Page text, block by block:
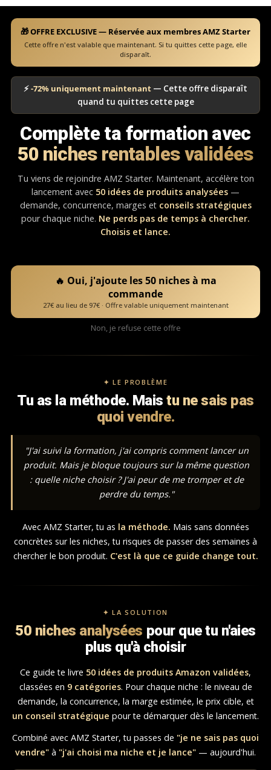
🎁 OFFRE EXCLUSIVE — Réservée aux membres AMZ Starter
Cette offre n'est valable que maintenant. Si tu quittes cette page, elle
disparaît.
⚡-72% uniquement maintenant — Cette offre disparaît
quand tu quittes cette page
Complète ta formation avec
50 niches rentables validées
Tu viens de rejoindre AMZ Starter. Maintenant, accélère ton
lancement avec 50 idées de produits analysées —
demande, concurrence, marges et conseils stratégiques
pour chaque niche. Ne perds pas de temps à chercher.
Choisis et lance.
🔥 Oui, j'ajoute les 50 niches à ma
commande
27€ au lieu de 97€ · Offre valable uniquement maintenant
Non, je refuse cette offre
✦ LE PROBLÈME
Tu as la méthode. Maistu ne sais pas
quoi vendre.
"J'ai suivi la formation, j'ai compris comment lancer un
produit. Mais je bloque toujours sur la même question
: quelle niche choisir ? J'ai peur de me tromper et de
perdre du temps."
Avec AMZ Starter, tu as la méthode. Mais sans données
concrètes sur les niches, tu risques de passer des semaines à
chercher le bon produit. C'est là que ce guide change tout.
✦ LA SOLUTION
50 niches analysées pour que tu n'aies
plus qu'à choisir
Ce guide te livre 50 idées de produits Amazon validées,
classées en 9 catégories. Pour chaque niche : le niveau de
demande, la concurrence, la marge estimée, le prix cible, et
un conseil stratégique pour te démarquer dès le lancement.
Combiné avec AMZ Starter, tu passes de "je ne sais pas quoi
vendre" à "j'ai choisi ma niche et je lance" — aujourd'hui.